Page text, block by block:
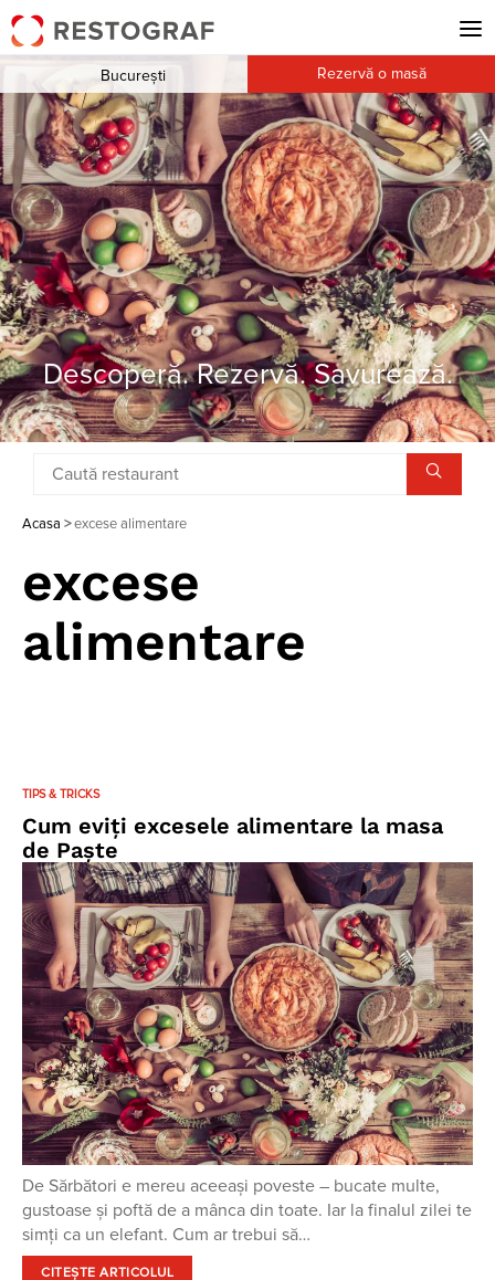
Descoperă. Rezervă. Savurează.
București Rezervă o masă
Acasa >excese alimentare
excese
alimentare
TIPS & TRICKS
Cum eviți excesele alimentare la masa
de Paște
De Sărbători e mereu aceeași poveste – bucate multe,
gustoase și poftă de a mânca din toate. Iar la finalul zilei te
simți ca un elefant. Cum ar trebui să…
CITEȘTE ARTICOLUL